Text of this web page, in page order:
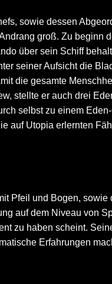
sowie dessen
groß. Zu beginn
über sein Schiff
seiner Aufsicht die
die gesamte
stellte er auch drei
selbst zu einem
auf Utopia erlernten
Pfeil und Bogen,
auf dem Niveau von
zu haben scheint.
Erfahrungen